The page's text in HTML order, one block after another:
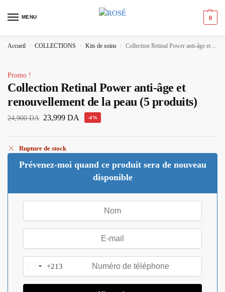
MENU 0
Accueil / COLLECTIONS / Kits de soins / Collection Retinal Power anti-âge et renouvellement de la peau (5 produits)
Promo !
Collection Retinal Power anti-âge et
renouvellement de la peau (5 produits)
24,900DA 23,999 DA -4%
Rupture de stock
Prévenez-moi quand ce produit sera de nouveau
disponible
+213